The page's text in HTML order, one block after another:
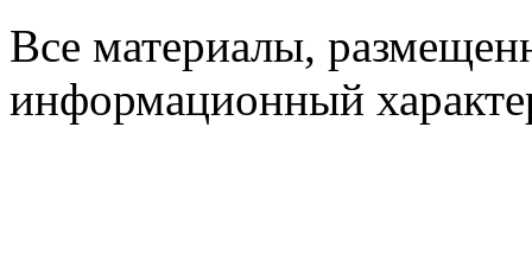
Все материалы,
информационный